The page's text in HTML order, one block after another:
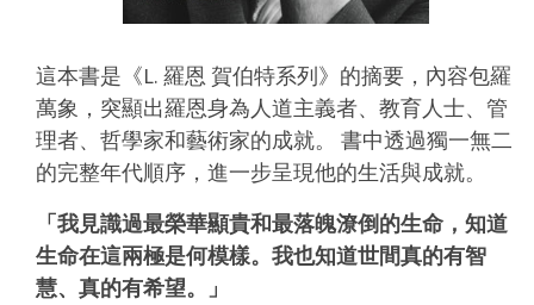
這本書是《L. 羅恩 賀伯特系列》的摘要，內容包羅
萬象，突顯出羅恩身為人道主義者、教育人士、管
理者、哲學家和藝術家的成就。
書中透過獨一無二
的完整年代順序，進一步呈現他的生活與成就。
「我見識過最榮華顯貴和最落魄潦倒的生命，知道
生命在這兩極是何模樣。我也知道世間真的有智
慧、真的有希望。」